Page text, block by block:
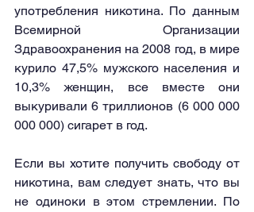
употребления никотина. По данным
Всемирной Организации
Здравоохранения на 2008 год, в мире
курило 47,5% мужского населения и
10,3% женщин, все вместе они
выкуривали 6 триллионов (6 000 000
000 000) сигарет в год.
Если вы хотите получить свободу от
никотина, вам следует знать, что вы
не одиноки в этом стремлении. По